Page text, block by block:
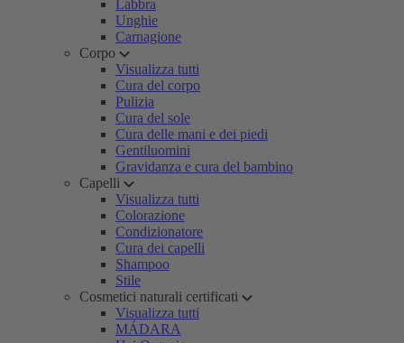
Labbra
Unghie
Carnagione
Corpo
Visualizza tutti
Cura del corpo
Pulizia
Cura del sole
Cura delle mani e dei piedi
Gentiluomini
Gravidanza e cura del bambino
Capelli
Visualizza tutti
Colorazione
Condizionatore
Cura dei capelli
Shampoo
Stile
Cosmetici naturali certificati
Visualizza tutti
MÁDARA